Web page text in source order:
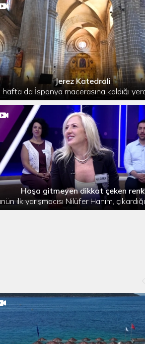
Jerez Katedrali
Hoşa gitmeyen dikkat çeken renk